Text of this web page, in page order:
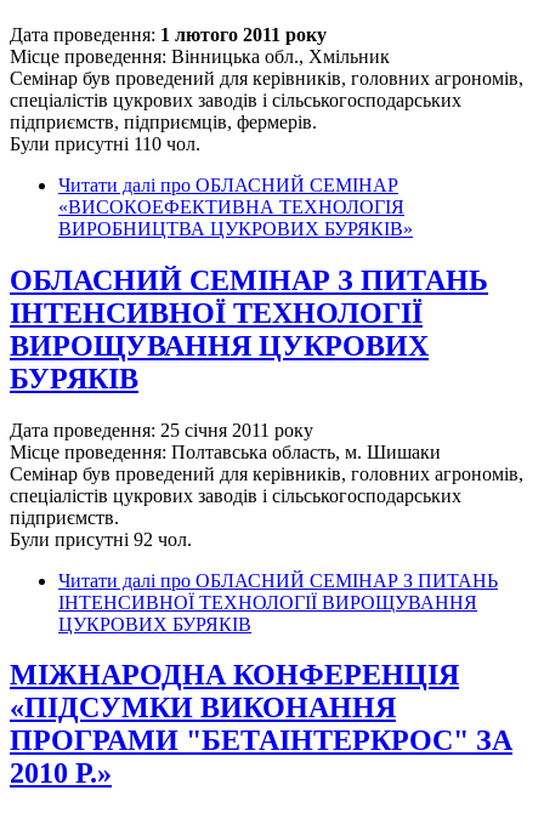
Дата проведення: 1 лютого 2011 року
Місце проведення: Вінницька обл., Хмільник
Семінар був проведений для керівників, головних агрономів,
спеціалістів цукрових заводів і сільськогосподарських
підприємств, підприємців, фермерів.
Були присутні 110 чол.
Читати далі про ОБЛАСНИЙ СЕМІНАР
«ВИСОКОЕФЕКТИВНА ТЕХНОЛОГІЯ
ВИРОБНИЦТВА ЦУКРОВИХ БУРЯКІВ»
ОБЛАСНИЙ СЕМІНАР З ПИТАНЬ
ІНТЕНСИВНОЇ ТЕХНОЛОГІЇ
ВИРОЩУВАННЯ ЦУКРОВИХ
БУРЯКІВ
Дата проведення: 25 січня 2011 року
Місце проведення: Полтавська область, м. Шишаки
Семінар був проведений для керівників, головних агрономів,
спеціалістів цукрових заводів і сільськогосподарських
підприємств.
Були присутні 92 чол.
Читати далі про ОБЛАСНИЙ СЕМІНАР З ПИТАНЬ
ІНТЕНСИВНОЇ ТЕХНОЛОГІЇ ВИРОЩУВАННЯ
ЦУКРОВИХ БУРЯКІВ
МІЖНАРОДНА КОНФЕРЕНЦІЯ
«ПІДСУМКИ ВИКОНАННЯ
ПРОГРАМИ "БЕТАІНТЕРКРОС" ЗА
2010 Р.»